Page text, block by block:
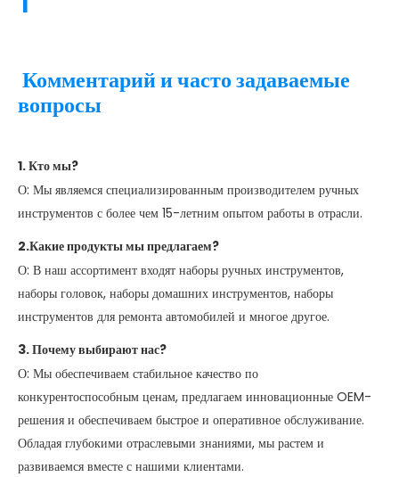
Комментарий и часто задаваемые
вопросы
1. Кто мы?
О: Мы являемся специализированным производителем ручных
инструментов с более чем 15-летним опытом работы в отрасли.
2.Какие продукты мы предлагаем?
О: В наш ассортимент входят наборы ручных инструментов,
наборы головок, наборы домашних инструментов, наборы
инструментов для ремонта автомобилей и многое другое.
3. Почему выбирают нас?
О: Мы обеспечиваем стабильное качество по
конкурентоспособным ценам, предлагаем инновационные OEM-
решения и обеспечиваем быстрое и оперативное обслуживание.
Обладая глубокими отраслевыми знаниями, мы растем и
развиваемся вместе с нашими клиентами.